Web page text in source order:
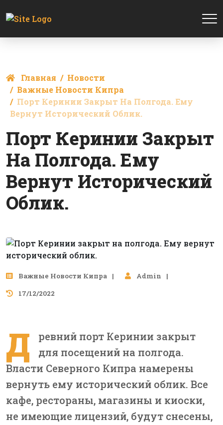
Главная
Новости
Важные Новости Кипра
Порт Керинии Закрыт На Полгода. Ему
Вернут Исторический Облик.
Порт Керинии Закрыт
На Полгода. Ему
Вернут Исторический
Облик.
Важные Новости Кипра
Admin
17/12/2022
Д
ревний порт Керинии закрыт
для посещений на полгода.
Власти Северного Кипра намерены
вернуть ему исторический облик. Все
кафе, рестораны, магазины и киоски,
не имеющие лицензий, будут снесены,